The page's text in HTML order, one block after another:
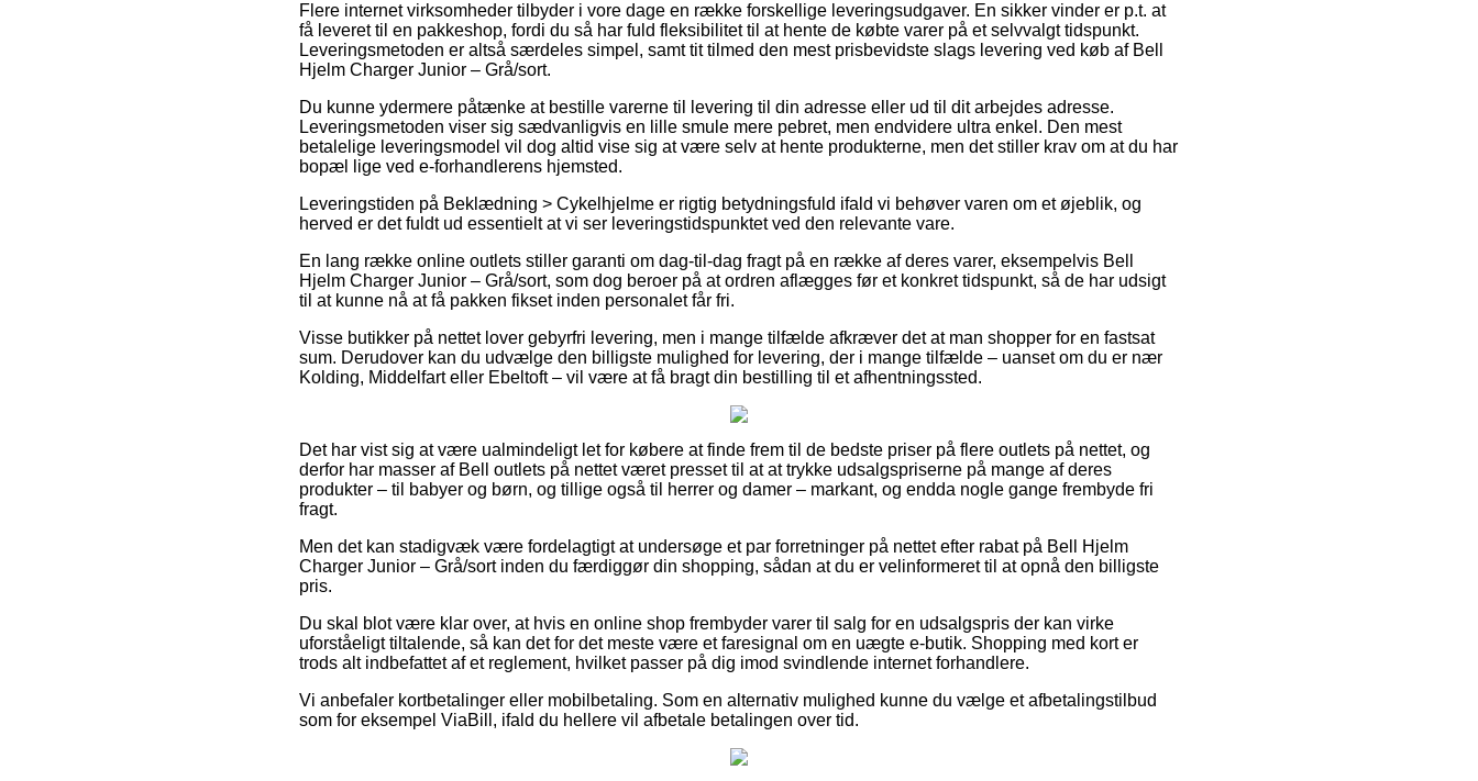
Flere internet virksomheder tilbyder i vore dage en række forskellige leveringsudgaver. En sikker vinder er p.t. at
få leveret til en pakkeshop, fordi du så har fuld fleksibilitet til at hente de købte varer på et selvvalgt tidspunkt.
Leveringsmetoden er altså særdeles simpel, samt tit tilmed den mest prisbevidste slags levering ved køb af Bell
Hjelm Charger Junior – Grå/sort.
Du kunne ydermere påtænke at bestille varerne til levering til din adresse eller ud til dit arbejdes adresse.
Leveringsmetoden viser sig sædvanligvis en lille smule mere pebret, men endvidere ultra enkel. Den mest
betalelige leveringsmodel vil dog altid vise sig at være selv at hente produkterne, men det stiller krav om at du har
bopæl lige ved e-forhandlerens hjemsted.
Leveringstiden på Beklædning > Cykelhjelme er rigtig betydningsfuld ifald vi behøver varen om et øjeblik, og
herved er det fuldt ud essentielt at vi ser leveringstidspunktet ved den relevante vare.
En lang række online outlets stiller garanti om dag-til-dag fragt på en række af deres varer, eksempelvis Bell
Hjelm Charger Junior – Grå/sort, som dog beroer på at ordren aflægges før et konkret tidspunkt, så de har udsigt
til at kunne nå at få pakken fikset inden personalet får fri.
Visse butikker på nettet lover gebyrfri levering, men i mange tilfælde afkræver det at man shopper for en fastsat
sum. Derudover kan du udvælge den billigste mulighed for levering, der i mange tilfælde – uanset om du er nær
Kolding, Middelfart eller Ebeltoft – vil være at få bragt din bestilling til et afhentningssted.
Det har vist sig at være ualmindeligt let for købere at finde frem til de bedste priser på flere outlets på nettet, og
derfor har masser af Bell outlets på nettet været presset til at at trykke udsalgspriserne på mange af deres
produkter – til babyer og børn, og tillige også til herrer og damer – markant, og endda nogle gange frembyde fri
fragt.
Men det kan stadigvæk være fordelagtigt at undersøge et par forretninger på nettet efter rabat på Bell Hjelm
Charger Junior – Grå/sort inden du færdiggør din shopping, sådan at du er velinformeret til at opnå den billigste
pris.
Du skal blot være klar over, at hvis en online shop frembyder varer til salg for en udsalgspris der kan virke
uforståeligt tiltalende, så kan det for det meste være et faresignal om en uægte e-butik. Shopping med kort er
trods alt indbefattet af et reglement, hvilket passer på dig imod svindlende internet forhandlere.
Vi anbefaler kortbetalinger eller mobilbetaling. Som en alternativ mulighed kunne du vælge et afbetalingstilbud
som for eksempel ViaBill, ifald du hellere vil afbetale betalingen over tid.